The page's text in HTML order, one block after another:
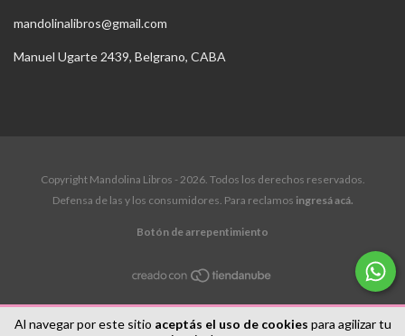
Al navegar por este sitio aceptás el uso de cookies para agilizar tu
mandolinalibros@gmail.com
Manuel Ugarte 2439, Belgrano, CABA
Copyright Mandolina Libros - 2026. Todos los derechos reservados.
Defensa de las y los consumidores. Para reclamos ingresá acá.
Botón de arrepentimiento